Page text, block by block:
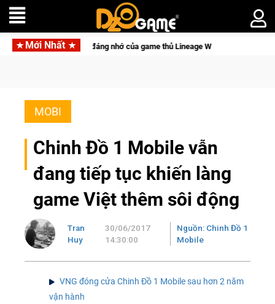
Mới Nhất
đáng nhớ của game thủ Lineage W
MOBI
Chinh Đồ 1 Mobile vẫn
đang tiếp tục khiến làng
game Việt thêm sôi động
Tran
Huy
30/06/2017
14:30:00
Nguồn: Chinh Đồ 1
Mobile
VNG đóng cửa Chinh Đồ 1 Mobile sau hơn 2 năm
vận hành